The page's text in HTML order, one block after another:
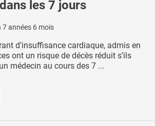
les 7 jours
7 années 6 mois
d'insuffisance cardiaque, admis en
ont un risque de décès réduit s’ils
médecin au cours des 7 ...